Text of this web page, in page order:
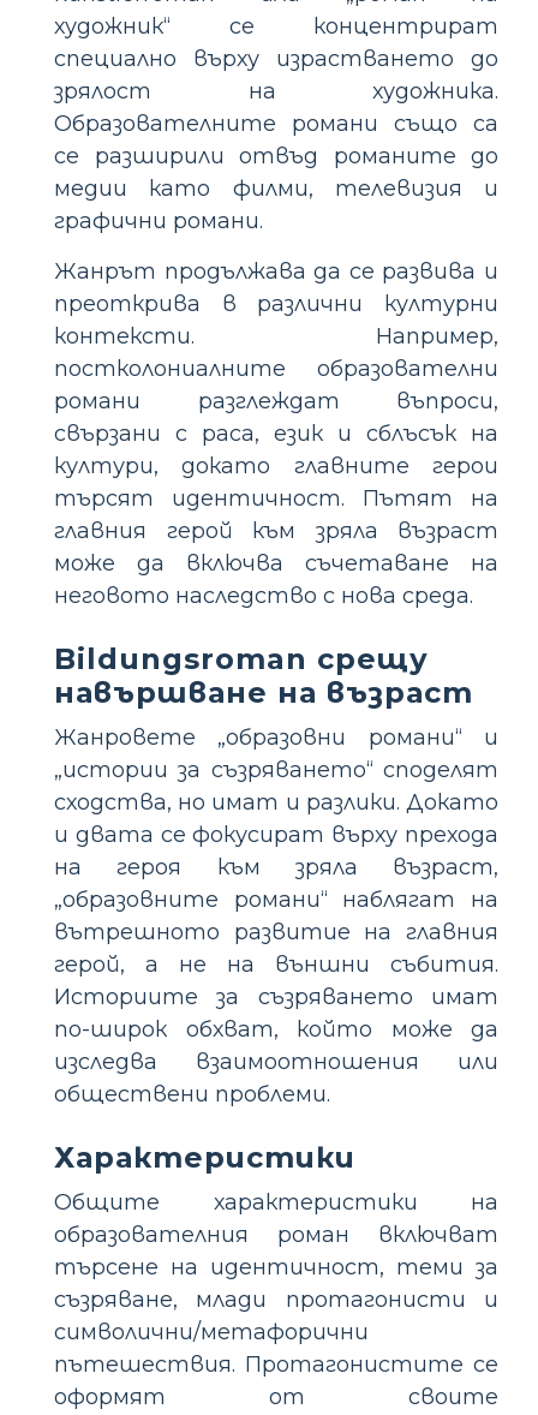
художник“ се концентрират
специално върху израстването до
зрялост на художника.
Образователните романи също са
се разширили отвъд романите до
медии като филми, телевизия и
графични романи.
Жанрът продължава да се развива и
преоткрива в различни културни
контексти. Например,
постколониалните образователни
романи разглеждат въпроси,
свързани с раса, език и сблъсък на
култури, докато главните герои
търсят идентичност. Пътят на
главния герой към зряла възраст
може да включва съчетаване на
неговото наследство с нова среда.
Bildungsroman срещу
навършване на възраст
Жанровете „образовни романи“ и
„истории за съзряването“ споделят
сходства, но имат и разлики. Докато
и двата се фокусират върху прехода
на героя към зряла възраст,
„образовните романи“ наблягат на
вътрешното развитие на главния
герой, а не на външни събития.
Историите за съзряването имат
по-широк обхват, който може да
изследва взаимоотношения или
обществени проблеми.
Характеристики
Общите характеристики на
образователния роман включват
търсене на идентичност, теми за
съзряване, млади протагонисти и
символични/метафорични
пътешествия. Протагонистите се
оформят от своите